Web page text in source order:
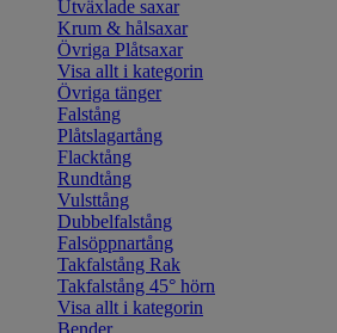
Utväxlade saxar
Krum & hålsaxar
Övriga Plåtsaxar
Visa allt i kategorin
Övriga tänger
Falstång
Plåtslagartång
Flacktång
Rundtång
Vulsttång
Dubbelfalstång
Falsöppnartång
Takfalstång Rak
Takfalstång 45° hörn
Visa allt i kategorin
Bender